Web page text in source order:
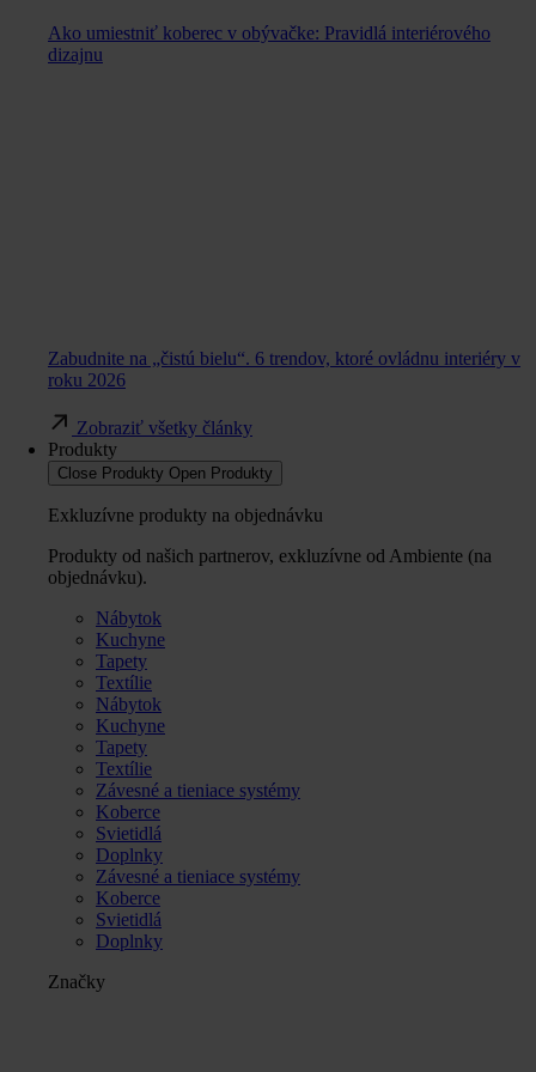
Ako umiestniť koberec v obývačke: Pravidlá interiérového
dizajnu
Zabudnite na „čistú bielu“. 6 trendov, ktoré ovládnu interiéry v
roku 2026
Zobraziť všetky články
Produkty
Close Produkty Open Produkty
Exkluzívne produkty na objednávku
Produkty od našich partnerov, exkluzívne od Ambiente (na
objednávku).
Nábytok
Kuchyne
Tapety
Textílie
Nábytok
Kuchyne
Tapety
Textílie
Závesné a tieniace systémy
Koberce
Svietidlá
Doplnky
Závesné a tieniace systémy
Koberce
Svietidlá
Doplnky
Značky